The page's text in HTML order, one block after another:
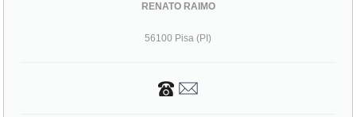
RENATO RAIMO
56100 Pisa (PI)